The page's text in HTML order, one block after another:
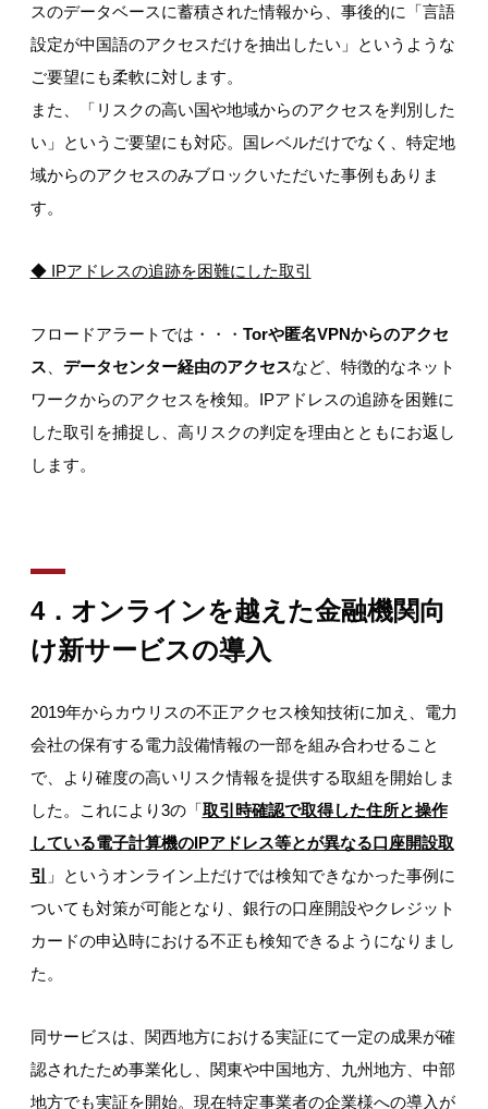
スのデータベースに蓄積された情報から、事後的に「言語
設定が中国語のアクセスだけを抽出したい」というような
ご要望にも柔軟に対します。
また、「リスクの高い国や地域からのアクセスを判別した
い」というご要望にも対応。国レベルだけでなく、特定地
域からのアクセスのみブロックいただいた事例もありま
す。
◆ IPアドレスの追跡を困難にした取引
フロードアラートでは・・・ Torや匿名VPNからのアクセ
ス
データセンター経由のアクセスなど、特徴的なネット
ワークからのアクセスを検知。IPアドレスの追跡を困難に
した取引を捕捉し、高リスクの判定を理由とともにお返し
します。
4．オンラインを越えた金融機関向
け新サービスの導入
2019年からカウリスの不正アクセス検知技術に加え、電力
会社の保有する電力設備情報の一部を組み合わせること
で、より確度の高いリスク情報を提供する取組を開始しま
した。これにより3の「取引時確認で取得した住所と操作
している電子計算機のIPアドレス等とが異なる口座開設取
引
」というオンライン上だけでは検知できなかった事例に
ついても対策が可能となり、銀行の口座開設やクレジット
カードの申込時における不正も検知できるようになりまし
た。
同サービスは、関西地方における実証にて一定の成果が確
認されたため事業化し、関東や中国地方、九州地方、中部
地方でも実証を開始。現在特定事業者の企業様への導入が